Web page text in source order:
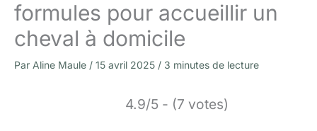
formules pour accueillir un
cheval à domicile
Par Aline Maule / 15 avril 2025 / 3 minutes de lecture
4.9/5 - (7 votes)